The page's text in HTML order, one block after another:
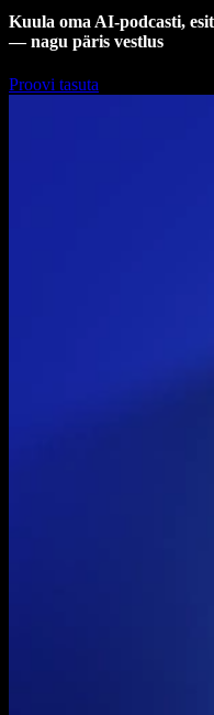
Kuula oma AI-podcasti,
— nagu päris vestlus
Proovi tasuta